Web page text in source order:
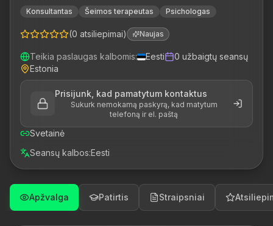
Konsultantas Šeimos terapeutas Psichologas
(0 atsiliepimai) Naujas
Teikia paslaugas kalbomis: Eesti 0 užbaigtų seansų
Estonia
Prisijunk, kad pamatytum kontaktus
Sukurk nemokamą paskyrą, kad matytum
telefoną ir el. paštą
Svetainė
Seansų kalbos:Eesti
Apžvalga Patirtis Straipsniai